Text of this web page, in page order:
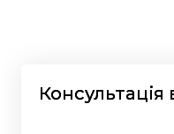
Консультація